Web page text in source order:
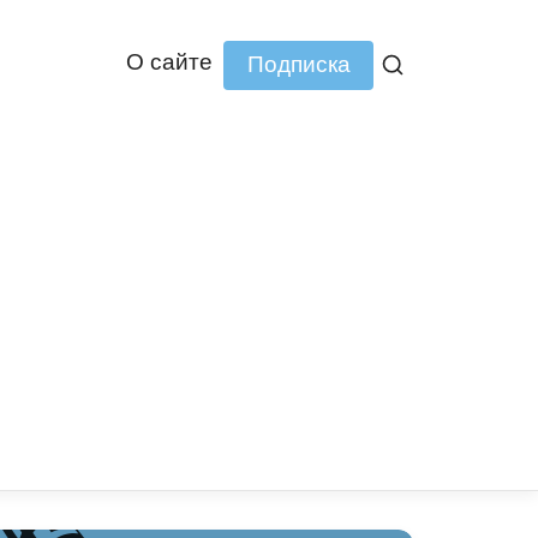
О сайте Подписка